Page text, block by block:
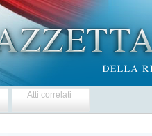
Atti correlati